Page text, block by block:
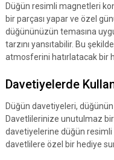
Düğün resimli magnetleri
bir parçası yapar ve özel
düğününüzün temasına
tarzını yansıtabilir. Bu
atmosferini hatırlatacak bir
Davetiyelerde
Düğün davetiyeleri,
Davetlilerinize unutulmaz
davetiyelerine düğün
davetlilere özel bir hediye